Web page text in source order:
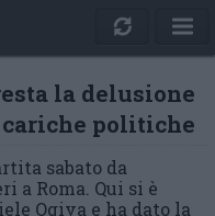
la delusione
politiche
sabato da
a Roma. Qui si è
Ogiva e ha dato la